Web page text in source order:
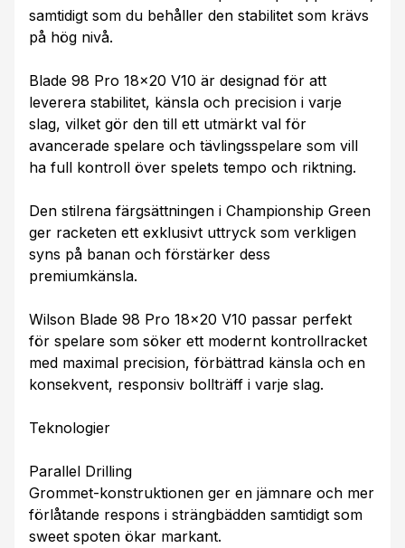
samtidigt som du behåller den stabilitet som krävs
på hög nivå.
Blade 98 Pro 18x20 V10 är designad för att
leverera stabilitet, känsla och precision i varje
slag, vilket gör den till ett utmärkt val för
avancerade spelare och tävlingsspelare som vill
ha full kontroll över spelets tempo och riktning.
Den stilrena färgsättningen i Championship Green
ger racketen ett exklusivt uttryck som verkligen
syns på banan och förstärker dess
premiumkänsla.
Wilson Blade 98 Pro 18x20 V10 passar perfekt
för spelare som söker ett modernt kontrollracket
med maximal precision, förbättrad känsla och en
konsekvent, responsiv bollträff i varje slag.
Teknologier
Parallel Drilling
Grommet-konstruktionen ger en jämnare och mer
förlåtande respons i strängbädden samtidigt som
sweet spoten ökar markant.